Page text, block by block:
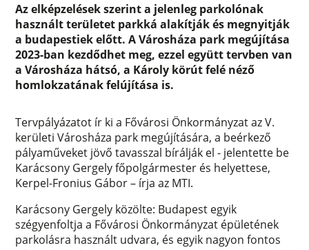
Az elképzelések szerint a jelenleg parkolónak
használt területet parkká alakítják és megnyitják
a budapestiek előtt. A Városháza park megújítása
2023-ban kezdődhet meg, ezzel együtt tervben van
a Városháza hátsó, a Károly körút felé néző
homlokzatának felújítása is.
Tervpályázatot ír ki a Fővárosi Önkormányzat az V.
kerületi Városháza park megújítására, a beérkező
pályaműveket jövő tavasszal bírálják el - jelentette be
Karácsony Gergely főpolgármester és helyettese,
Kerpel-Fronius Gábor – írja az MTI.
Karácsony Gergely közölte: Budapest egyik
szégyenfoltja a Fővárosi Önkormányzat épületének
parkolásra használt udvara, és egyik nagyon fontos